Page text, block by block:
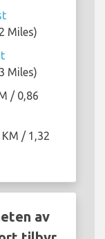
Miles)
Miles)
/ 0,86
KM / 1,32
av